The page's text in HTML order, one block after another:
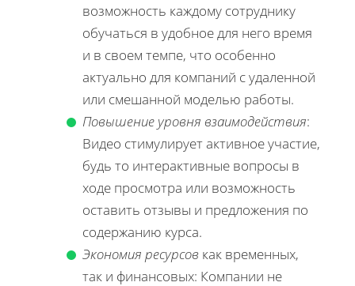
возможность каждому сотруднику
обучаться в удобное для него время
и в своем темпе, что особенно
актуально для компаний с удаленной
или смешанной моделью работы.
Повышение уровня взаимодействия:
Видео стимулирует активное участие,
будь то интерактивные вопросы в
ходе просмотра или возможность
оставить отзывы и предложения по
содержанию курса.
Экономия ресурсов как временных,
так и финансовых: Компании не